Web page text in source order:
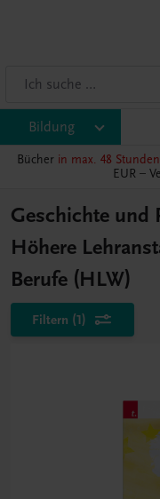
Bildung
Bücher in max. 48
EUR –
Geschichte und
Höhere
Berufe (HLW)
Filtern (1)